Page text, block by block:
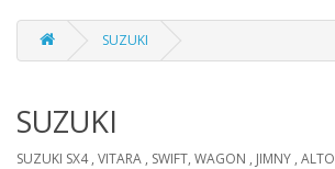
SUZUKI
SUZUKI
SUZUKI SX4 , VITARA , SWIFT, WAGON , JIMNY , ALTO